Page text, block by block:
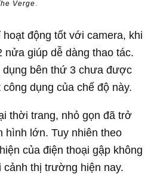
Verge.
động tốt với camera, khi
nửa giúp dễ dàng thao tác.
dụng bên thứ 3 chưa được
dụng của chế độ này.
thời trang, nhỏ gọn đã trở
hình lớn. Tuy nhiên theo
của điện thoại gập không
thị trường hiện nay.